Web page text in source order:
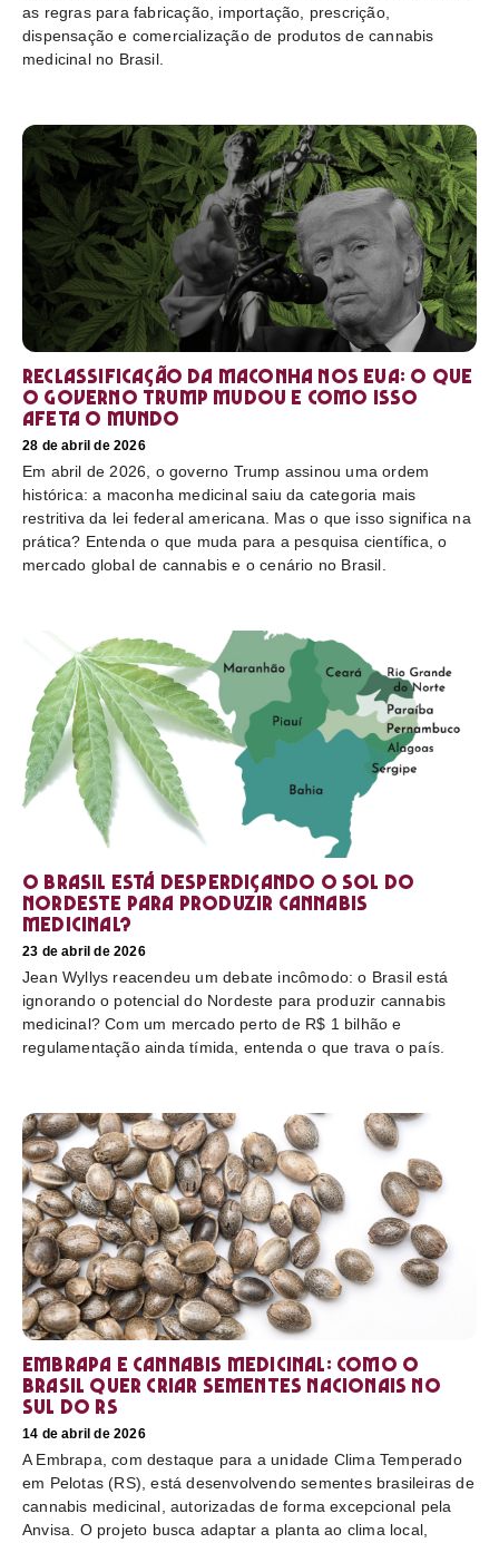
as regras para fabricação, importação, prescrição,
dispensação e comercialização de produtos de cannabis
medicinal no Brasil.
Reclassificação da maconha nos EUA: o que
o governo Trump mudou e como isso
afeta o mundo
28 de abril de 2026
Em abril de 2026, o governo Trump assinou uma ordem
histórica: a maconha medicinal saiu da categoria mais
restritiva da lei federal americana. Mas o que isso significa na
prática? Entenda o que muda para a pesquisa científica, o
mercado global de cannabis e o cenário no Brasil.
O Brasil está desperdiçando o sol do
nordeste para produzir cannabis
medicinal?
23 de abril de 2026
Jean Wyllys reacendeu um debate incômodo: o Brasil está
ignorando o potencial do Nordeste para produzir cannabis
medicinal? Com um mercado perto de R$ 1 bilhão e
regulamentação ainda tímida, entenda o que trava o país.
Embrapa e cannabis medicinal: como o
Brasil quer criar sementes nacionais no
sul do RS
14 de abril de 2026
A Embrapa, com destaque para a unidade Clima Temperado
em Pelotas (RS), está desenvolvendo sementes brasileiras de
cannabis medicinal, autorizadas de forma excepcional pela
Anvisa. O projeto busca adaptar a planta ao clima local,